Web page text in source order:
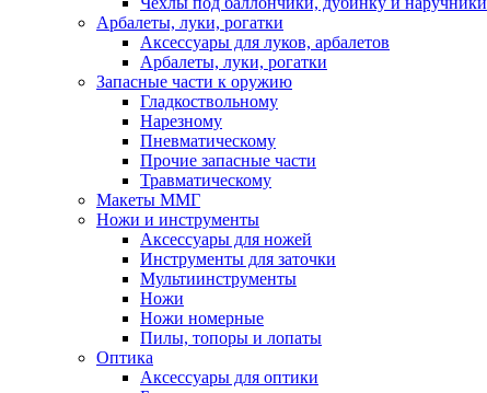
Арбалеты, луки, рогатки
Аксессуары для луков, арбалетов
Арбалеты, луки, рогатки
Запасные части к оружию
Гладкоствольному
Нарезному
Пневматическому
Прочие запасные части
Травматическому
Макеты ММГ
Ножи и инструменты
Аксессуары для ножей
Инструменты для заточки
Мультиинструменты
Ножи
Ножи номерные
Пилы, топоры и лопаты
Оптика
Аксессуары для оптики